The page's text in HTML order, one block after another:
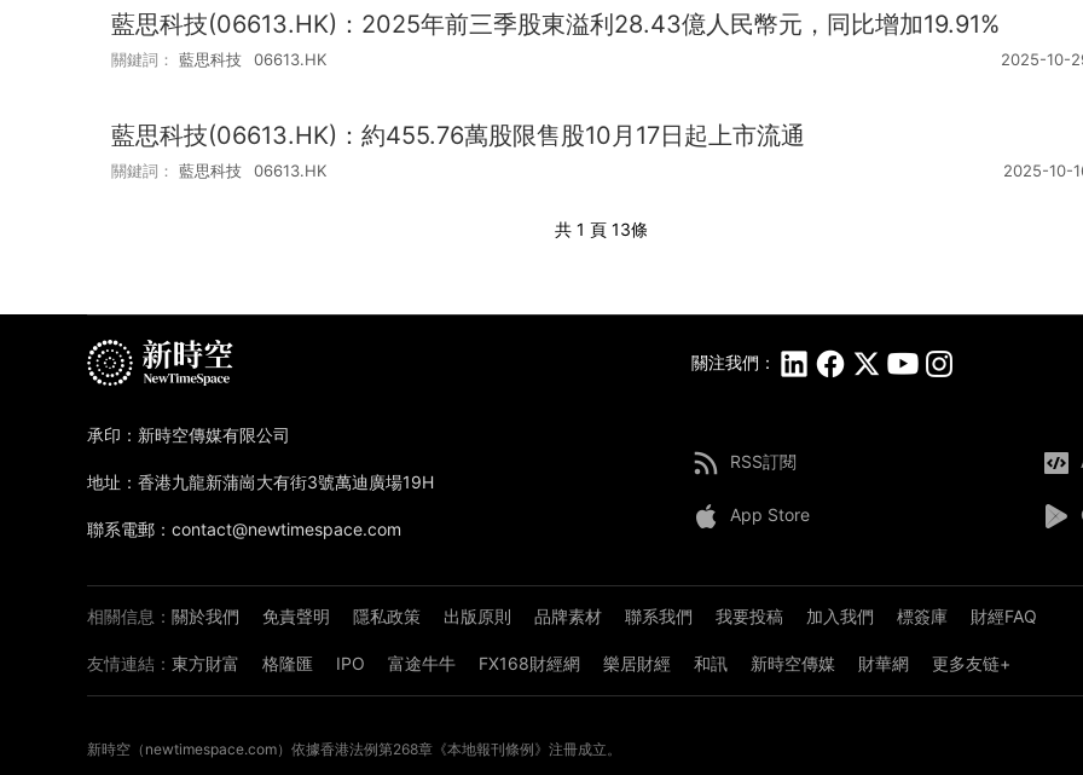
藍思科技(06613.HK)：2025年前三季股東溢利28.43億人民幣元，同比增加19.91%
關鍵詞： 藍思科技 06613.HK 2025-10-
藍思科技(06613.HK)：約455.76萬股限售股10月17日起上市流通
關鍵詞： 藍思科技 06613.HK 2025-10-
共 1 頁 13條
關注我們：
RSS訂閱
App Store
相關信息： 關於我們 免責聲明 隱私政策 出版原則 品牌素材 聯系我們 我要投稿 加入我們 標簽庫 財經FAQ
友情連結： 東方財富 格隆匯 IPO 富途牛牛 FX168財經網 樂居財經 和訊 新時空傳媒 財華網 更多友链+
承印：新時空傳媒有限公司
地址：香港九龍新蒲崗大有街3號萬迪廣場19H
聯系電郵：contact@newtimespace.com
新時空（ newtimespace.com）依據香港法例第268章《本地報刊條例》注冊成立。